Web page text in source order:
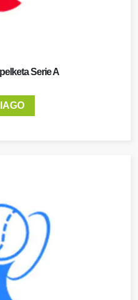
Serie A